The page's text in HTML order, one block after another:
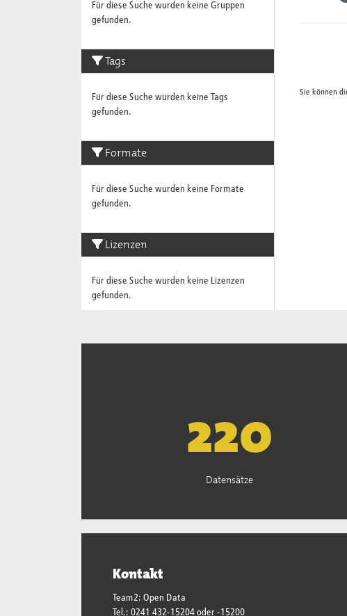
Für diese Suche wurden keine Gruppen
gefunden.
Tags
Für diese Suche wurden keine Tags
gefunden.
Formate
Für diese Suche wurden keine Formate
gefunden.
Lizenzen
Für diese Suche wurden keine Lizenzen
gefunden.
Sie können
223
Datensätze
Kontakt
Team2: Open Data
Tel.: 0241 432-15204 oder -15200